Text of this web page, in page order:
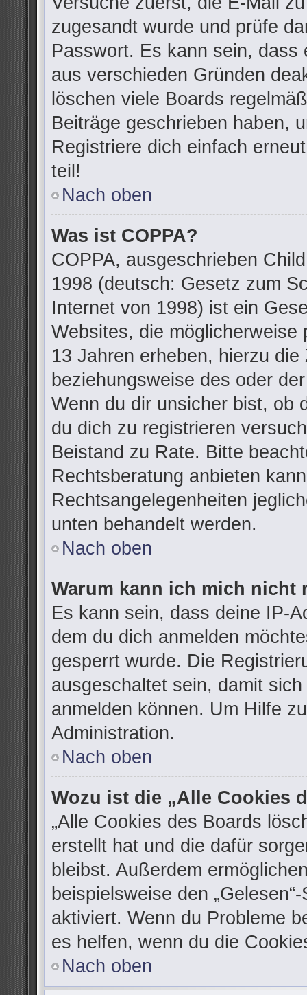
zugesandt wurde und prüfe
Passwort. Es kann sein, dass
aus verschieden Gründen
löschen viele Boards
Beiträge geschrieben haben,
Registriere dich einfach
teil!
Nach oben
Was ist COPPA?
COPPA, ausgeschrieben
1998 (deutsch: Gesetz zum
Internet von 1998) ist ein
Websites, die
13 Jahren erheben, hierzu
beziehungsweise des oder
Wenn du dir unsicher bist, ob
du dich zu registrieren
Beistand zu Rate. Bitte
Rechtsberatung anbieten
Rechtsangelegenheiten
unten behandelt werden.
Nach oben
Warum kann ich mich nicht
Es kann sein, dass deine IP-
dem du dich anmelden
gesperrt wurde. Die
ausgeschaltet sein, damit
anmelden können. Um Hilfe
Administration.
Nach oben
Wozu ist die „Alle Cookies
„Alle Cookies des Boards
erstellt hat und die dafür
bleibst. Außerdem
beispielsweise den
aktiviert. Wenn du Probleme
es helfen, wenn du die
Nach oben